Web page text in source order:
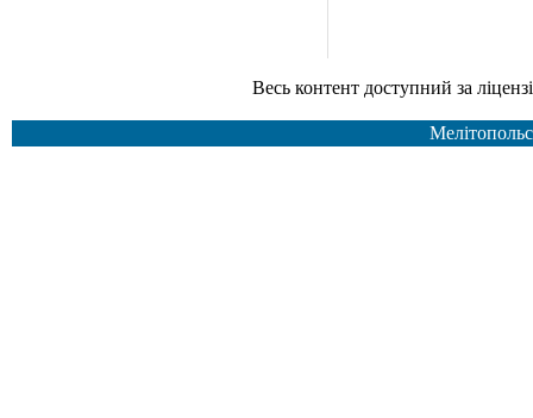
Весь контент доступний за ліцензією Creative